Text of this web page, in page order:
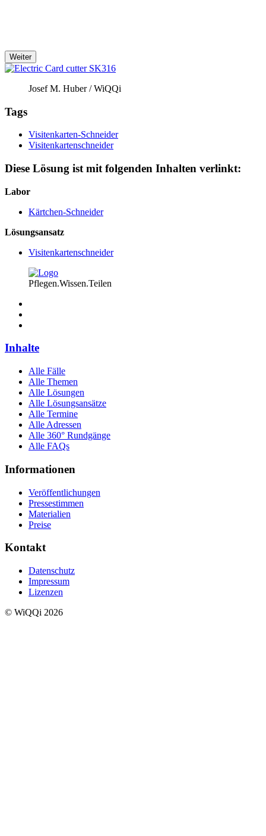
Weiter
Josef M. Huber / WiQQi
Tags
Visitenkarten-Schneider
Visitenkartenschneider
Diese Lösung ist mit folgenden Inhalten verlinkt:
Labor
Kärtchen-Schneider
Lösungsansatz
Visitenkartenschneider
Pflegen.Wissen.Teilen
Inhalte
Alle Fälle
Alle Themen
Alle Lösungen
Alle Lösungsansätze
Alle Termine
Alle Adressen
Alle 360° Rundgänge
Alle FAQs
Informationen
Veröffentlichungen
Pressestimmen
Materialien
Preise
Kontakt
Datenschutz
Impressum
Lizenzen
© WiQQi 2026